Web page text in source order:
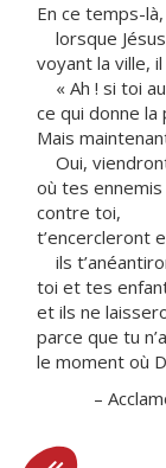
En ce temps-là,
lorsque
voyant la ville,
« Ah ! si toi
ce qui donne la
Mais
Oui,
où tes
contre toi,
t’encercleront
ils
toi et tes
et ils ne
parce que tu
le moment où
–